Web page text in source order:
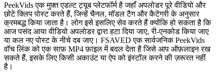
PeekVids एक मुफ़्त एडल्ट ट्यूब प्लेटफॉर्म है जहाँ अपलोडर पूरे वीडियो और
छोटे क्लिप पोस्ट करते हैं, जिन्हें चैनल, मॉडल टैग और कैटेगरी के अनुसार
क्रमबद्ध किया जाता है। लोग इसे इसलिए सेव करते हैं क्योंकि हो सकता है कि
आज पसंद आया वीडियो अपलोडर द्वारा हटा दिया जाए, री-एनकोड किया जाए
या कल नए पोस्ट के नीचे दब जाए। FSAVED एक सार्वजनिक PeekVids
वॉच लिंक को एक साफ़ MP4 फ़ाइल में बदल देता है जिसे आप ऑफ़लाइन रख
सकते हैं, इसके लिए किसी अकाउंट या ऐप को इंस्टॉल करने की ज़रूरत नहीं
है।